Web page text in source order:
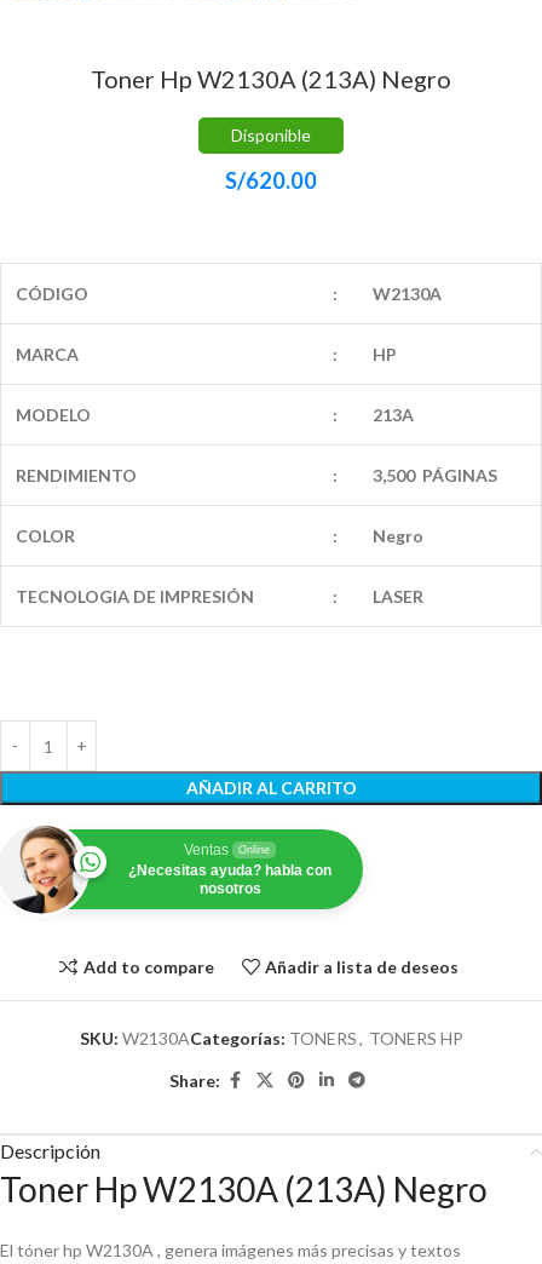
Toner Hp W2130A (213A) Negro
Disponible
S/620.00
CÓDIGO : W2130A
MARCA : HP
MODELO : 213A
RENDIMIENTO : 3,500 PÁGINAS
COLOR : Negro
TECNOLOGIA DE IMPRESIÓN : LASER
AÑADIR AL CARRITO
Ventas Online
¿Necesitas ayuda? habla con
nosotros
Add to compare Añadir a lista de deseos
SKU: W2130ACategorías: TONERS, TONERS HP
Share:
Descripción
Toner Hp W2130A (213A) Negro
El tóner hp W2130A , genera imágenes más precisas y textos